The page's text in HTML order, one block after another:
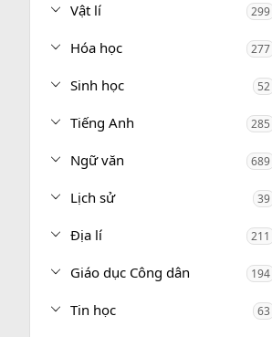
Vật lí 299
Hóa học 277
Sinh học 52
Tiếng Anh 285
Ngữ văn 689
Lịch sử 39
Địa lí 211
Giáo dục Công dân 194
Tin học 63